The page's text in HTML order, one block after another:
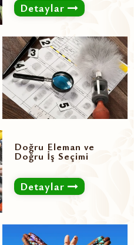
Detaylar
Doğru Eleman ve
Doğru İş Seçimi
Detaylar